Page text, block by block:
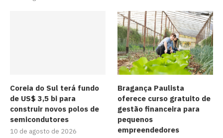
Coreia do Sul terá fundo
de US$ 3,5 bi para
construir novos polos de
semicondutores
10 de agosto de 2026
Bragança Paulista
oferece curso gratuito de
gestão financeira para
pequenos
empreendedores